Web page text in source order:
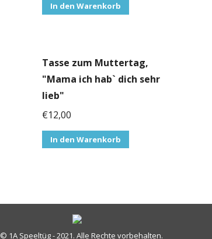
In den Warenkorb
Tasse zum Muttertag,
"Mama ich hab` dich sehr
lieb"
€12,00
In den Warenkorb
© 1A Speeltüg - 2021. Alle Rechte vorbehalten.